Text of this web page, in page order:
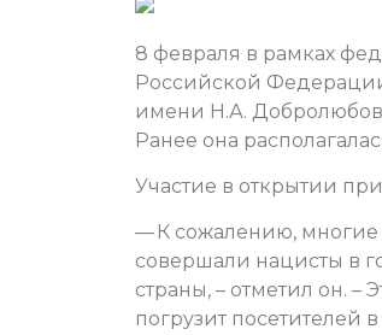
8 февраля в рамках
Российской
имени Н.А.
Ранее она
Участие в открытии
— К сожалению, многие
совершали нацисты в
страны, – отметил он. –
погрузит посетителей